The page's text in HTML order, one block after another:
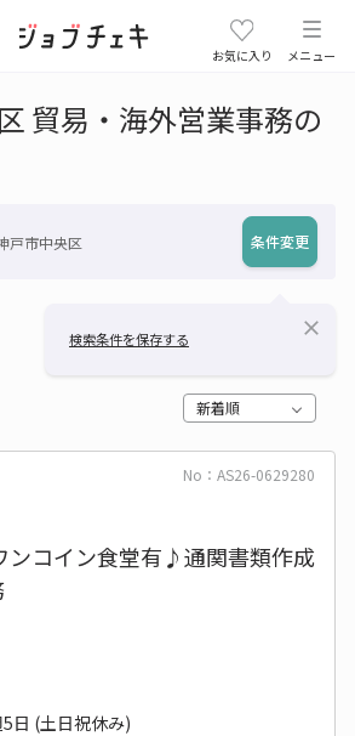
お気に入り メニュー
貿易・海外営業事務の
戸市中央区 条件変更
検索条件を保存する close
新着順
No：AS26-0629280
コイン食堂有♪通関書類作成
日 (土日祝休み)